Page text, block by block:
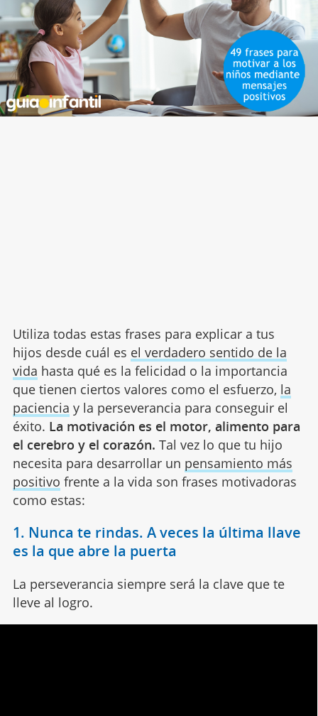
Utiliza todas estas frases para explicar a tus
hijos desde cuál es el verdadero sentido de la
vida hasta qué es la felicidad o la importancia
que tienen ciertos valores como el esfuerzo, la
paciencia y la perseverancia para conseguir el
éxito. La motivación es el motor, alimento para
el cerebro y el corazón. Tal vez lo que tu hijo
necesita para desarrollar un pensamiento más
positivo frente a la vida son frases motivadoras
como estas:
1. Nunca te rindas. A veces la última llave
es la que abre la puerta
La perseverancia siempre será la clave que te
lleve al logro.